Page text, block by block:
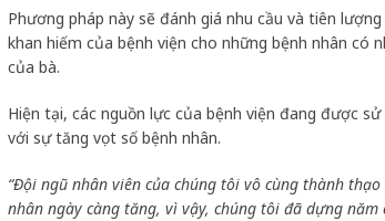
Phương pháp này sẽ đánh giá nhu cầu và tiên
khan hiếm của bệnh viện cho những bệnh nhân có
của bà.
Hiện tại, các nguồn lực của bệnh viện đang được
với sự tăng vọt số bệnh nhân.
“Đội ngũ nhân viên của chúng tôi vô cùng thành
nhân ngày càng tăng, vì vậy, chúng tôi đã dựng năm